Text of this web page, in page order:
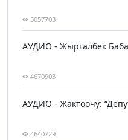
5057703
АУДИО - Жыргалбек
4670903
АУДИО - Жактоочу:
4640729